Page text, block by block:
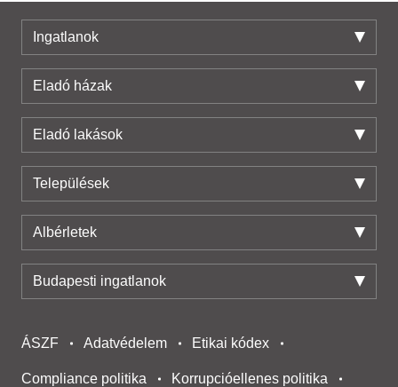
Ingatlanok
Eladó házak
Eladó lakások
Települések
Albérletek
Budapesti ingatlanok
ÁSZF Adatvédelem Etikai kódex
Compliance politika Korrupcióellenes politika